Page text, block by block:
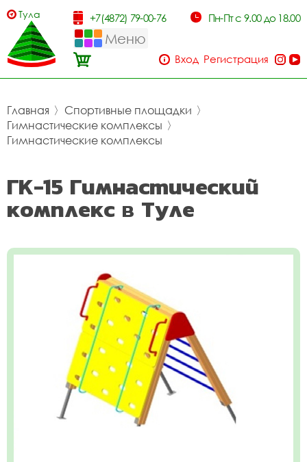
Тула +7(4872) 79-00-76 Пн-Пт с 9.00 до 18.00
Меню
Вход Регистрация
Главная 〉 Спортивные площадки 〉
Гимнастические комплексы 〉
Гимнастические комплексы
ГК-15 Гимнастический
комплекс в Туле